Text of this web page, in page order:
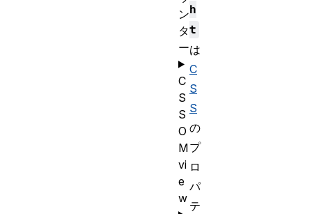
h
t
は
C
S
S
の
プ
ロ
パ
テ
ン
タ
ー
C
S
S
O
M
vi
e
w